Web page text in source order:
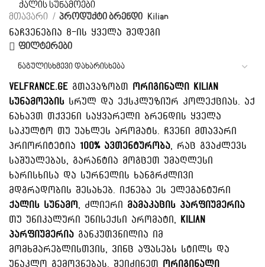
ქალის სუნამოები
მთავარი
პროდუქტი ბრენდი Kilian
ნაჩვენებია 8-ის ყველა შედეგი
ფილტერები
Velfrance.ge გთავაზობთ ორიგინალი Kilian
სუნამოების სრულ და ექსკლუზიურ კოლექციას. აქ
ნახავთ თქვენი საყვარელი ბრენდის ყველა
საკულტო თუ უახლეს არომატს. ჩვენი მთავარი
პრიორიტეტია 100% ავთენტურობა, რაც გვაძლევს
საშუალებას, გარანტია მოგცეთ უმაღლესი
ხარისხისა და სურნელის ხანგრძლივი
მდგრადობის შესახებ. იქნება ეს ელეგანტური
ქალის სუნამო, ძლიერი მამაკაცის პარფიუმერია
თუ უნიკალური უნისექსი არომატი,
Kilian
პარფიუმერია განკუთვნილია იმ
მომხმარებლისთვის, ვინც აფასებს სტილს და
უნაკლო გემოვნებას. შეიძინეთ ორიგინალი